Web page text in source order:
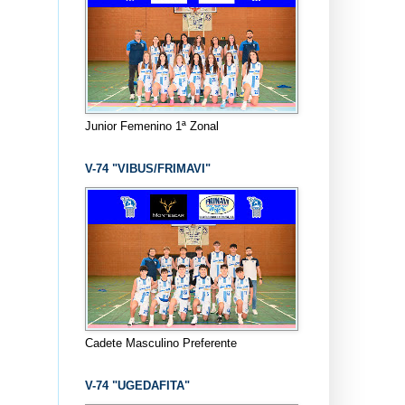
Junior Femenino 1ª Zonal
V-74 "VIBUS/FRIMAVI"
Cadete Masculino Preferente
V-74 "UGEDAFITA"